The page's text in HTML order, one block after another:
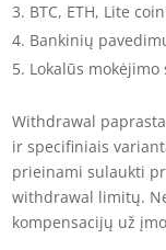
BTC, ETH, Lite
Bankinių
Lokalūs
Withdrawal
ir specifiniais
prieinami sulaukti
withdrawal limitų.
kompensacijų už